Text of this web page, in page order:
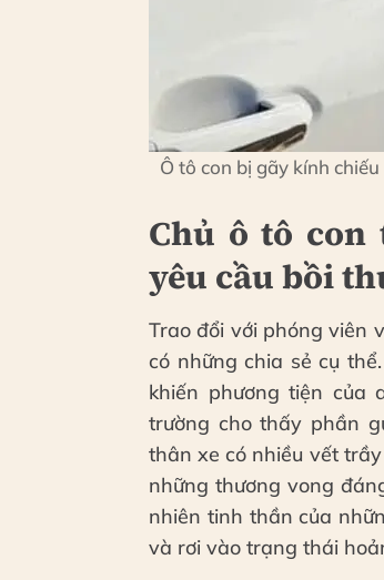
Ô tô con bị gãy kính
Chủ ô tô con
yêu cầu bồi
Trao đổi với phóng viên
có những chia sẻ cụ
khiến phương tiện của
trường cho thấy phần
thân xe có nhiều vết
những thương vong
nhiên tinh thần của
và rơi vào trạng thái